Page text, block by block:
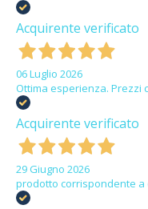
Acquirente verificato
06 Luglio 2026
Ottima esperienza. Prezzi
Acquirente verificato
29 Giugno 2026
prodotto corrispondente a